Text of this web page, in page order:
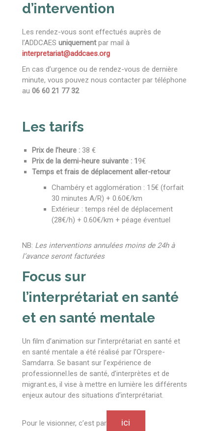
d’intervention
Les rendez-vous sont effectués auprès de
l’ADDCAES uniquementpar mail à
interpretariat@addcaes.org
En cas d’urgence ou de rendez-vous de dernière
minute, vous pouvez nous contacter par téléphone
au 06 60 21 77 32
Les tarifs
Prix de l’heure : 38 €
Prix de la demi-heure suivante : 19€
Temps et frais de déplacement aller-retour
Chambéry et agglomération : 15€ (forfait
30 minutes A/R) + 0.60€/km
Extérieur : temps réel de déplacement
(28€/h) + 0.60€/km + péage éventuel
NB: Les interventions annulées moins de 24h à
l’avance seront facturées
Focus sur
l’interprétariat en santé
et en santé mentale
Un film d’animation sur l’interprétariat en santé et
en santé mentale a été réalisé par l’Orspere-
Samdarra. Se basant sur l’expérience de
professionnel.les de santé, d’interprètes et de
migrant.es, il vise à mettre en lumière les différents
enjeux autour des situations d’interprétariat.
Pour le visionner, c’est par ici